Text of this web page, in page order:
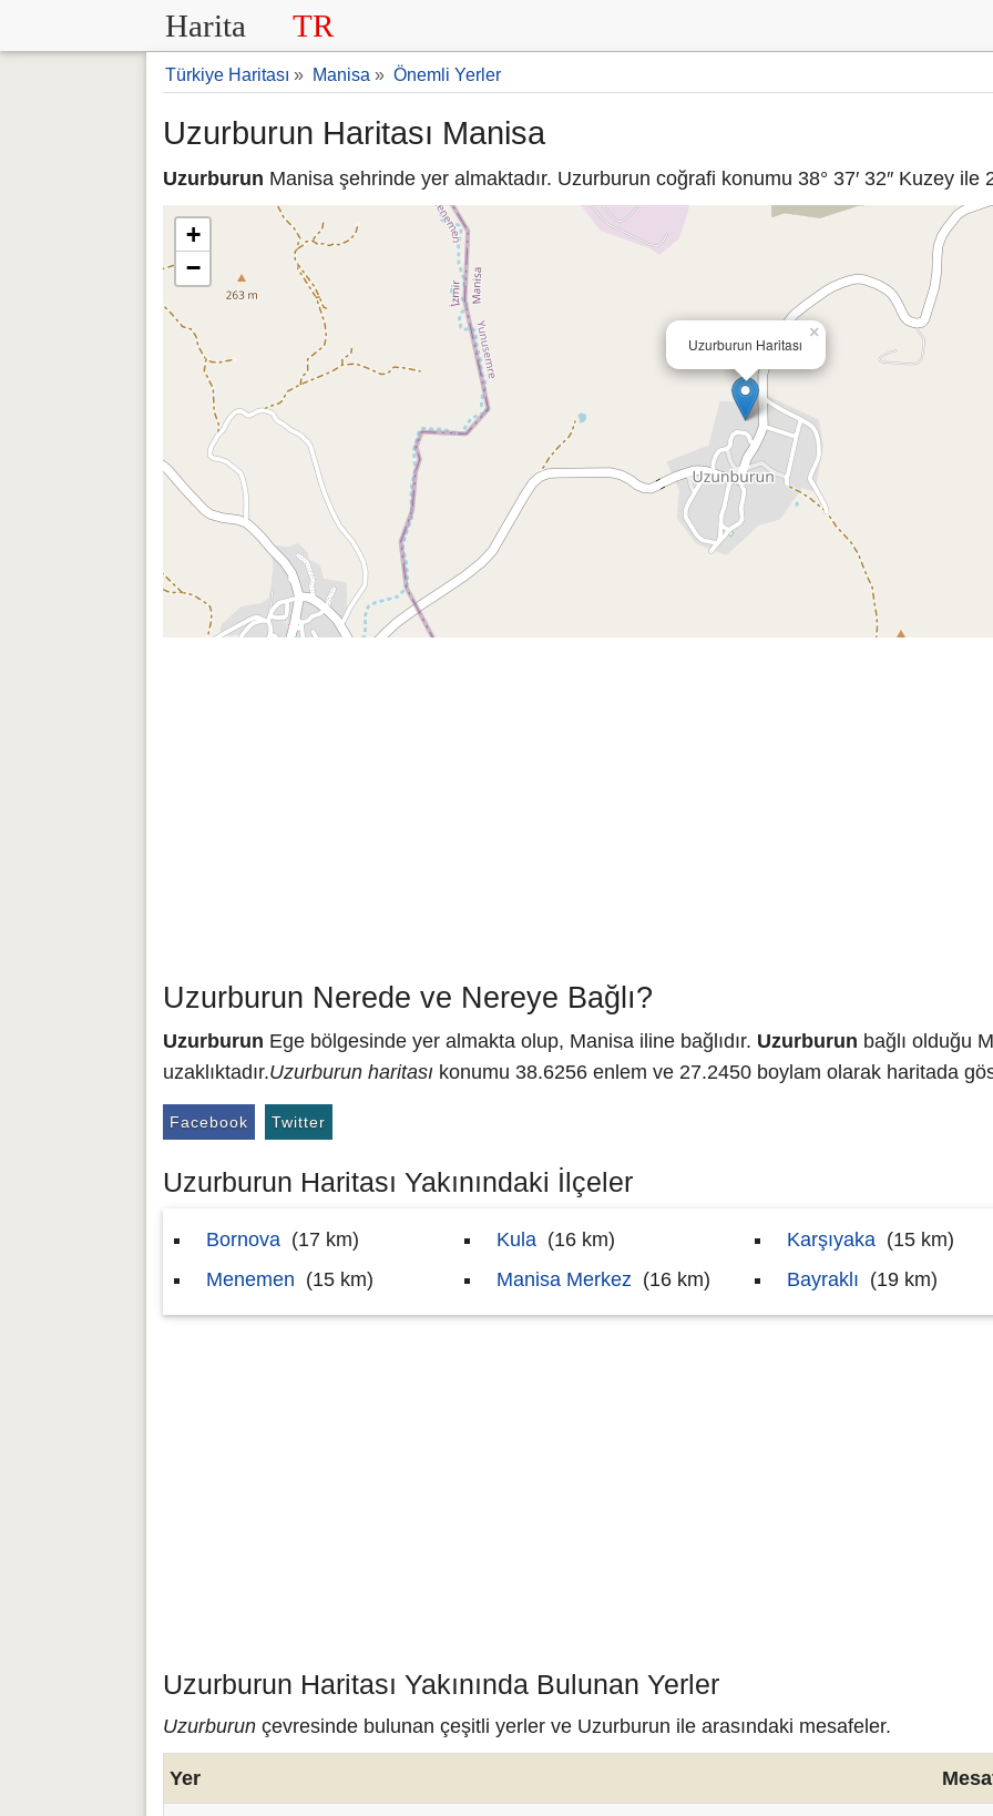
Harita TR
Türkiye Haritası » Manisa » Önemli Yerler
Uzurburun Haritası Manisa
Uzurburun Manisa şehrinde yer almaktadır. Uzurburun coğrafi konumu 38° 37′ 32″ Kuzey ile
Uzurburun Haritası
×
+
−
Uzurburun Nerede ve Nereye Bağlı?
Uzurburun Ege bölgesinde yer almakta olup, Manisa iline bağlıdır. Uzurburun bağlı olduğu
uzaklıktadır.Uzurburun haritası konumu 38.6256 enlem ve 27.2450 boylam olarak haritada
Facebook Twitter
Uzurburun Haritası Yakınındaki İlçeler
Bornova (17 km)
Menemen (15 km)
Kula (16 km)
Manisa Merkez (16 km)
Karşıyaka (15 km)
Bayraklı (19 km)
Uzurburun Haritası Yakınında Bulunan Yerler
Uzurburun çevresinde bulunan çeşitli yerler ve Uzurburun ile arasındaki mesafeler.
Yer